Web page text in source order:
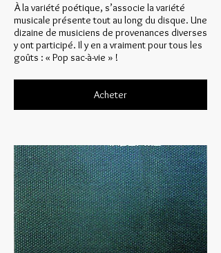
À la variété poétique, s’associe la variété
musicale présente tout au long du disque. Une
dizaine de musiciens de provenances diverses
y ont participé. Il y en a vraiment pour tous les
goûts : « Pop sac-à-vie » !
Acheter